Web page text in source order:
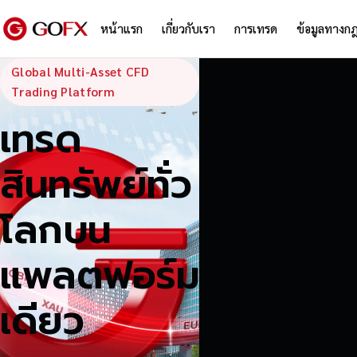
หน้าแรก เกี่ยวกับเรา การเทรด ข้อมูลทางก
GoFX —
Global Multi-Asset CFD
Trading Platform
เทรด
สินทรัพย์ทั่ว
โลกบน
แพลตฟอร์ม
เดียว